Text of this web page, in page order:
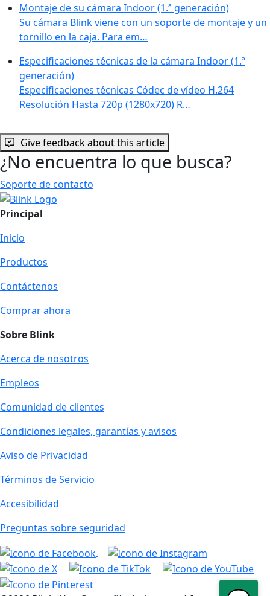
Montaje de su cámara Indoor (1.ª generación)
Su cámara Blink viene con un soporte de montaje y un
tornillo en la caja. Para em…
Especificaciones técnicas de la cámara Indoor (1.ª
generación)
Especificaciones técnicas Códec de vídeo H.264
Resolución Hasta 720p (1280x720) R…
Give feedback about this article
¿No encuentra lo que busca?
Soporte de contacto
Principal
Inicio
Productos
Contáctenos
Comprar ahora
Sobre Blink
Acerca de nosotros
Empleos
Comunidad de clientes
Condiciones legales, garantías y avisos
Aviso de Privacidad
Términos de Servicio
Accesibilidad
Preguntas sobre seguridad